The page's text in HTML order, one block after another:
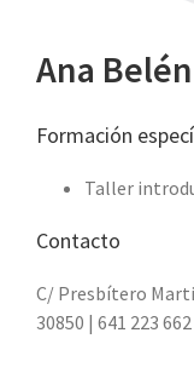
Ana
Formación
Taller
Contacto
C/ Presbítero
30850 | 641 223 662